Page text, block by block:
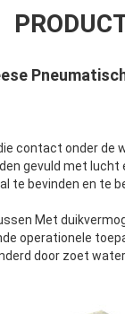
contact onder de
gevuld met
te bevinden en te
Met
operationele
door zoet